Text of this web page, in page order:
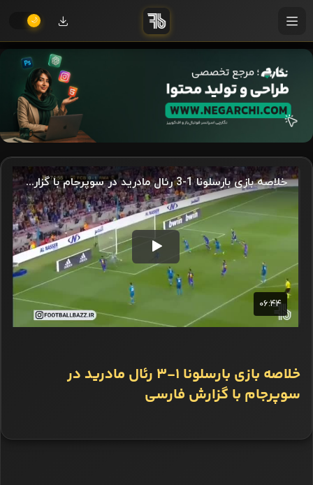
خلاصه بازی بارسلونا 1-3 رئال مادرید در
سوپرجام با گزارش فارسی